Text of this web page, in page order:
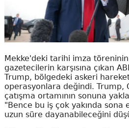
Mekke'deki tarihi imza
gazetecilerin karşısına çıkan
Trump, bölgedeki askeri
operasyonlara değindi. Trump,
çatışma ortamının sonuna
"Bence bu iş çok yakında sona
uzun süre dayanabileceğini